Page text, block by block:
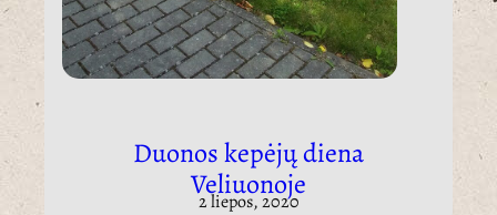
Duonos kepėjų diena
Veliuonoje
2 liepos, 2020